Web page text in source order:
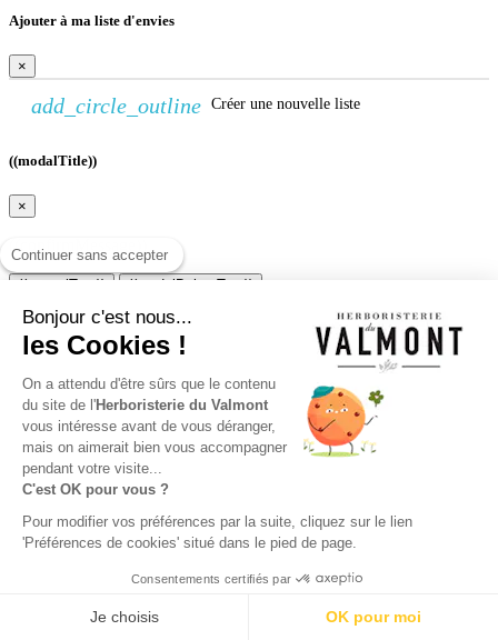
Continuer sans accepter
Bonjour c'est nous...
les Cookies !
On a attendu d'être sûrs que le contenu
du site de l'Herboristerie du Valmont
vous intéresse avant de vous déranger,
mais on aimerait bien vous accompagner
pendant votre visite...
C'est OK pour vous ?
Pour modifier vos préférences par la suite, cliquez sur le lien
'Préférences de cookies' situé dans le pied de page.
Consentements certifiés par
Je choisis OK pour moi
Ajouter à ma liste d'envies
×
add_circle_outline Créer une nouvelle liste
((modalTitle))
×
((confirmMessage))
((cancelText)) ((modalDeleteText))
Créer une liste d'envies
×
Nom de la liste d'envies
Annuler Créer une liste d'envies
Connexion
×
Vous devez être connecté pour ajouter des produits à votre liste
Connexion